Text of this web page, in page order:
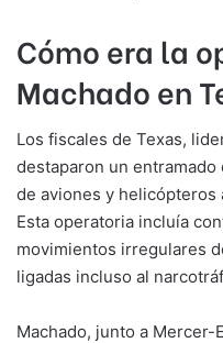
Cómo era la
Machado en
Los fiscales de Texas,
destaparon un
de aviones y helicópteros
Esta operatoria incluía
movimientos irregulares
ligadas incluso al
Machado, junto a